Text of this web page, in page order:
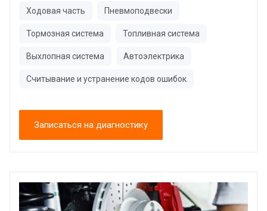
Ходовая часть Пневмоподвески
Тормозная система Топливная система
Выхлопная система Автоэлектрика
Считывание и устранение кодов ошибок
Записаться на диагностику